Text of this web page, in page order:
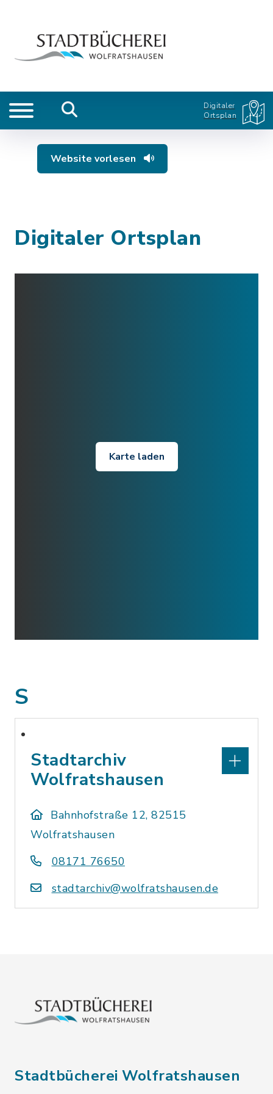
Digitaler
Ortsplan
Website vorlesen
Digitaler Ortsplan
Karte laden
S
Stadtarchiv
Wolfratshausen
Bahnhofstraße 12, 82515
Wolfratshausen
08171 76650
stadtarchiv@wolfratshausen.de
Stadtbücherei Wolfratshausen